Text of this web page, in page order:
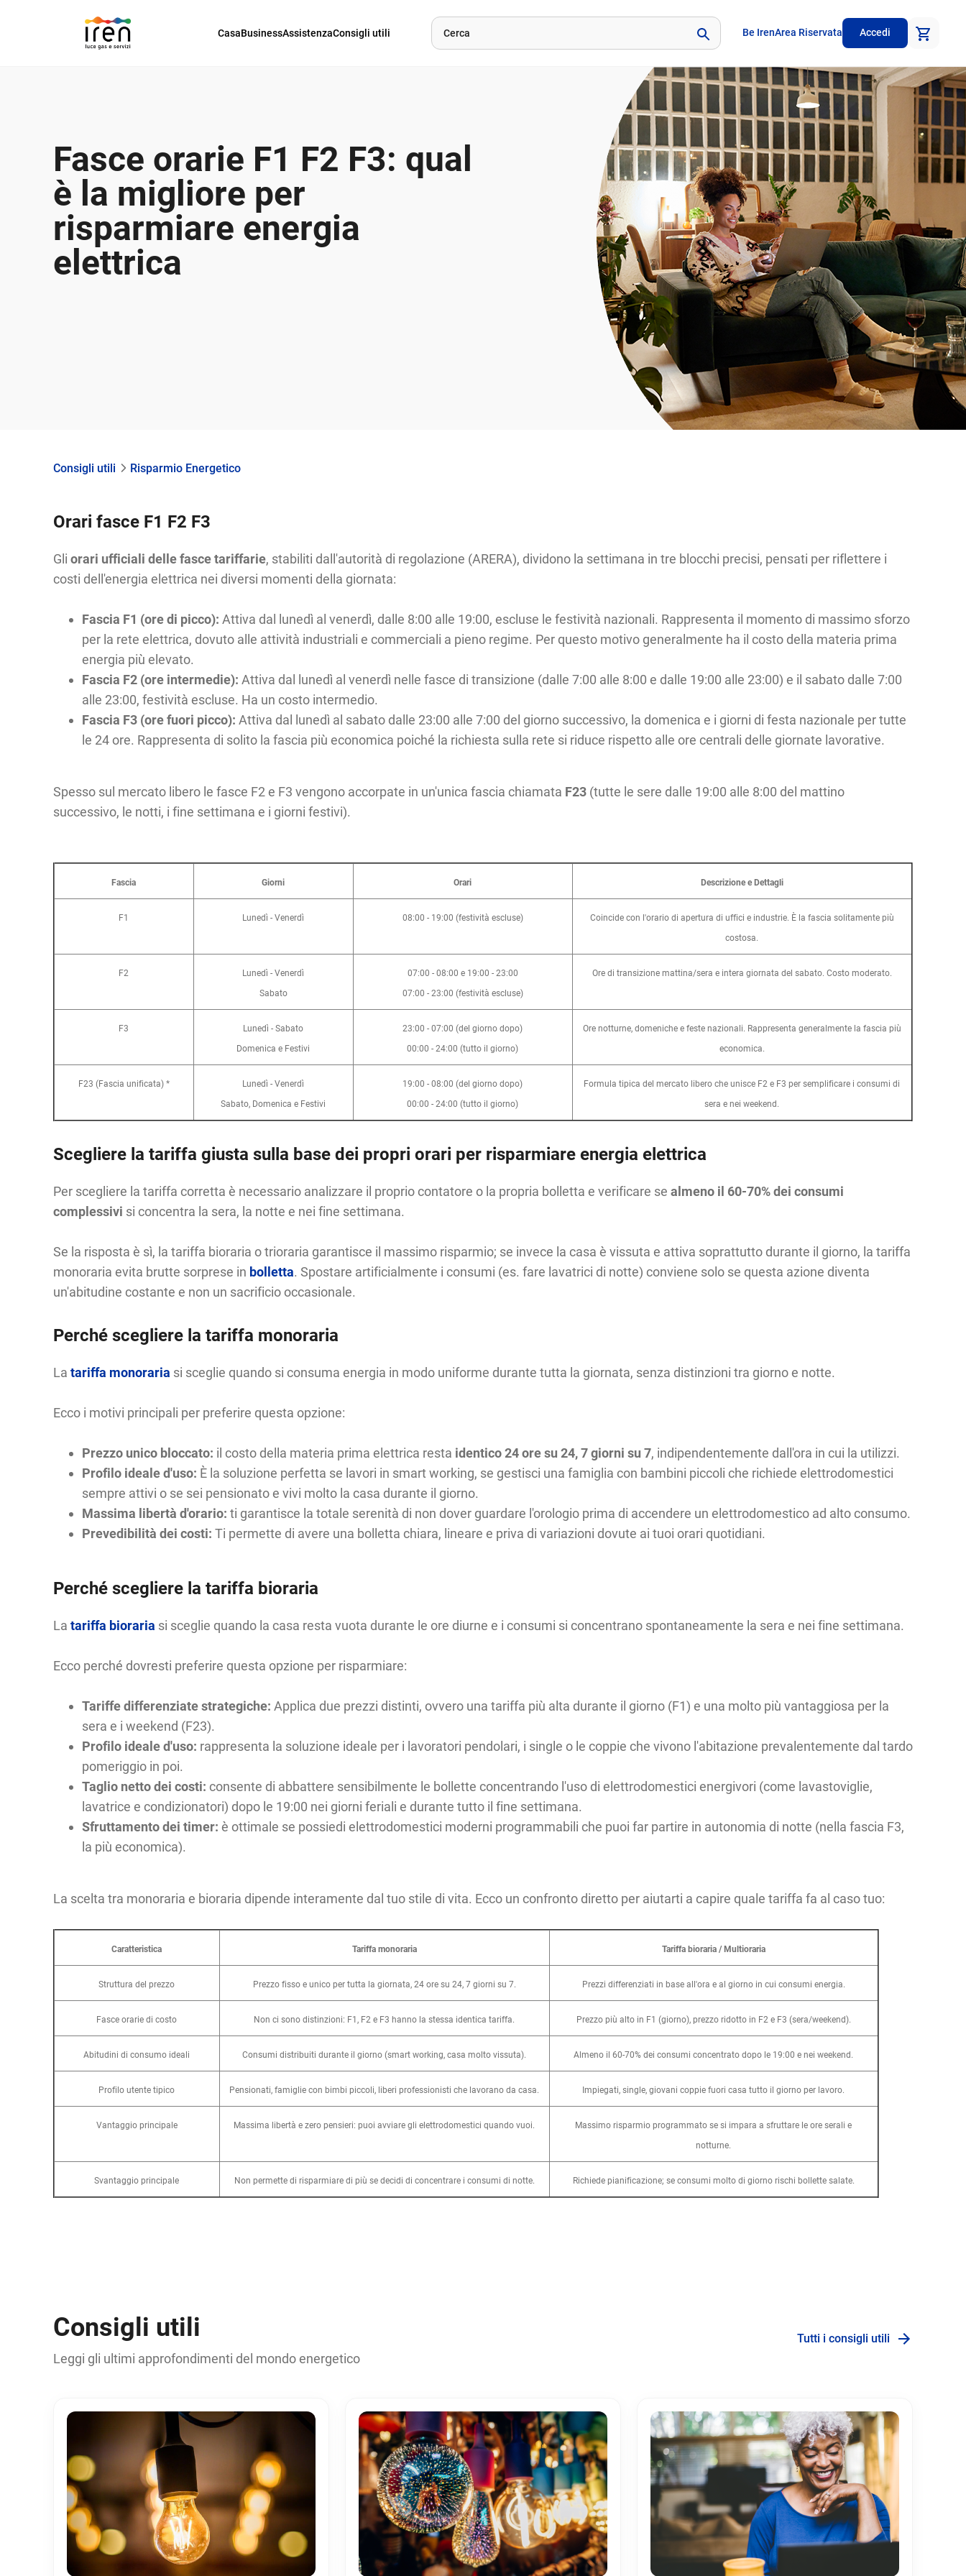
CasaBusinessAssistenzaConsigli utili Be IrenArea Riservata Accedi
Fasce orarie F1 F2 F3: qual
è la migliore per
risparmiare energia
elettrica
Consigli utili Risparmio Energetico
Orari fasce F1 F2 F3
Gli orari ufficiali delle fasce tariffarie, stabiliti dall'autorità di regolazione (ARERA), dividono la settimana in tre blocchi precisi, pensati per riflettere i
costi dell'energia elettrica nei diversi momenti della giornata:
Fascia F1 (ore di picco): Attiva dal lunedì al venerdì, dalle 8:00 alle 19:00, escluse le festività nazionali. Rappresenta il momento di massimo sforzo
per la rete elettrica, dovuto alle attività industriali e commerciali a pieno regime. Per questo motivo generalmente ha il costo della materia prima
energia più elevato.
Fascia F2 (ore intermedie): Attiva dal lunedì al venerdì nelle fasce di transizione (dalle 7:00 alle 8:00 e dalle 19:00 alle 23:00) e il sabato dalle 7:00
alle 23:00, festività escluse. Ha un costo intermedio.
Fascia F3 (ore fuori picco): Attiva dal lunedì al sabato dalle 23:00 alle 7:00 del giorno successivo, la domenica e i giorni di festa nazionale per tutte
le 24 ore. Rappresenta di solito la fascia più economica poiché la richiesta sulla rete si riduce rispetto alle ore centrali delle giornate lavorative.
Spesso sul mercato libero le fasce F2 e F3 vengono accorpate in un'unica fascia chiamata F23(tutte le sere dalle 19:00 alle 8:00 del mattino
successivo, le notti, i fine settimana e i giorni festivi).
Fascia Giorni Orari Descrizione e Dettagli
F1 Lunedì - Venerdì 08:00 - 19:00 (festività escluse)
Coincide con l'orario di apertura di uffici e industrie. È la fascia solitamente più
costosa.
F2
Lunedì - Venerdì
Sabato
07:00 - 08:00 e 19:00 - 23:00
07:00 - 23:00 (festività escluse)
Ore di transizione mattina/sera e intera giornata del sabato. Costo moderato.
F3
Lunedì - Sabato
Domenica e Festivi
23:00 - 07:00 (del giorno dopo)
00:00 - 24:00 (tutto il giorno)
Ore notturne, domeniche e feste nazionali. Rappresenta generalmente la fascia più
economica.
F23 (Fascia unificata) *
Lunedì - Venerdì
Sabato, Domenica e Festivi
19:00 - 08:00 (del giorno dopo)
00:00 - 24:00 (tutto il giorno)
Formula tipica del mercato libero che unisce F2 e F3 per semplificare i consumi di
sera e nei weekend.
Scegliere la tariffa giusta sulla base dei propri orari per risparmiare energia elettrica
Per scegliere la tariffa corretta è necessario analizzare il proprio contatore o la propria bolletta e verificare se almeno il 60-70% dei consumi
complessivi si concentra la sera, la notte e nei fine settimana.
Se la risposta è sì, la tariffa bioraria o trioraria garantisce il massimo risparmio; se invece la casa è vissuta e attiva soprattutto durante il giorno, la tariffa
monoraria evita brutte sorprese in bolletta. Spostare artificialmente i consumi (es. fare lavatrici di notte) conviene solo se questa azione diventa
un'abitudine costante e non un sacrificio occasionale.
Perché scegliere la tariffa monoraria
La tariffa monoraria si sceglie quando si consuma energia in modo uniforme durante tutta la giornata, senza distinzioni tra giorno e notte.
Ecco i motivi principali per preferire questa opzione:
Prezzo unico bloccato: il costo della materia prima elettrica resta identico 24 ore su 24, 7 giorni su 7, indipendentemente dall'ora in cui la utilizzi.
Profilo ideale d'uso: È la soluzione perfetta se lavori in smart working, se gestisci una famiglia con bambini piccoli che richiede elettrodomestici
sempre attivi o se sei pensionato e vivi molto la casa durante il giorno.
Massima libertà d'orario: ti garantisce la totale serenità di non dover guardare l'orologio prima di accendere un elettrodomestico ad alto consumo.
Prevedibilità dei costi: Ti permette di avere una bolletta chiara, lineare e priva di variazioni dovute ai tuoi orari quotidiani.
Perché scegliere la tariffa bioraria
La tariffa bioraria si sceglie quando la casa resta vuota durante le ore diurne e i consumi si concentrano spontaneamente la sera e nei fine settimana.
Ecco perché dovresti preferire questa opzione per risparmiare:
Tariffe differenziate strategiche: Applica due prezzi distinti, ovvero una tariffa più alta durante il giorno (F1) e una molto più vantaggiosa per la
sera e i weekend (F23).
Profilo ideale d'uso: rappresenta la soluzione ideale per i lavoratori pendolari, i single o le coppie che vivono l'abitazione prevalentemente dal tardo
pomeriggio in poi.
Taglio netto dei costi: consente di abbattere sensibilmente le bollette concentrando l'uso di elettrodomestici energivori (come lavastoviglie,
lavatrice e condizionatori) dopo le 19:00 nei giorni feriali e durante tutto il fine settimana.
Sfruttamento dei timer: è ottimale se possiedi elettrodomestici moderni programmabili che puoi far partire in autonomia di notte (nella fascia F3,
la più economica).
La scelta tra monoraria e bioraria dipende interamente dal tuo stile di vita. Ecco un confronto diretto per aiutarti a capire quale tariffa fa al caso tuo:
Caratteristica Tariffa monoraria Tariffa bioraria / Multioraria
Struttura del prezzo Prezzo fisso e unico per tutta la giornata, 24 ore su 24, 7 giorni su 7. Prezzi differenziati in base all'ora e al giorno in cui consumi energia.
Fasce orarie di costo Non ci sono distinzioni: F1, F2 e F3 hanno la stessa identica tariffa. Prezzo più alto in F1 (giorno), prezzo ridotto in F2 e F3 (sera/weekend).
Abitudini di consumo ideali Consumi distribuiti durante il giorno (smart working, casa molto vissuta). Almeno il 60-70% dei consumi concentrato dopo le 19:00 e nei weekend.
Profilo utente tipico Pensionati, famiglie con bimbi piccoli, liberi professionisti che lavorano da casa. Impiegati, single, giovani coppie fuori casa tutto il giorno per lavoro.
Vantaggio principale Massima libertà e zero pensieri: puoi avviare gli elettrodomestici quando vuoi.
Massimo risparmio programmato se si impara a sfruttare le ore serali e
notturne.
Svantaggio principale Non permette di risparmiare di più se decidi di concentrare i consumi di notte. Richiede pianificazione; se consumi molto di giorno rischi bollette salate.
Consigli utili
Leggi gli ultimi approfondimenti del mondo energetico
Tutti i consigli utili